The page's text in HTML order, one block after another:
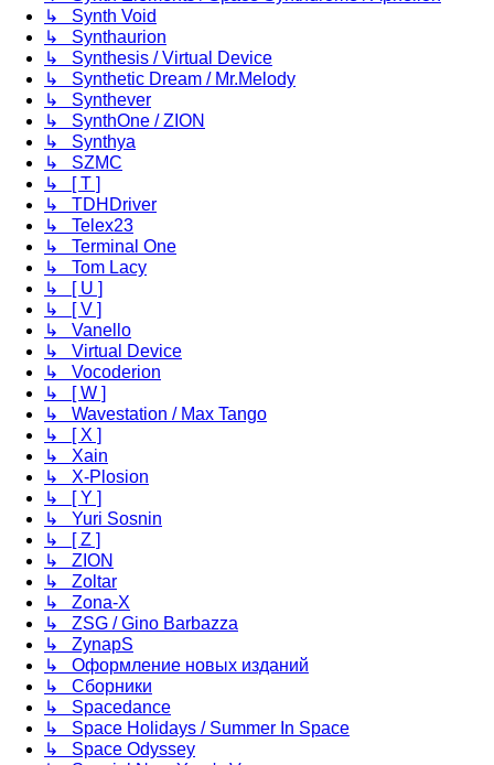
↳ Synth Void
↳ Synthaurion
↳ Synthesis / Virtual Device
↳ Synthetic Dream / Mr.Melody
↳ Synthever
↳ SynthOne / ZION
↳ Synthya
↳ SZMC
↳ [ T ]
↳ TDHDriver
↳ Telex23
↳ Terminal One
↳ Tom Lacy
↳ [ U ]
↳ [ V ]
↳ Vanello
↳ Virtual Device
↳ Vocoderion
↳ [ W ]
↳ Wavestation / Max Tango
↳ [ X ]
↳ Xain
↳ X-Plosion
↳ [ Y ]
↳ Yuri Sosnin
↳ [ Z ]
↳ ZION
↳ Zoltar
↳ Zona-X
↳ ZSG / Gino Barbazza
↳ ZynapS
↳ Оформление новых изданий
↳ Сборники
↳ Spacedance
↳ Space Holidays / Summer In Space
↳ Space Odyssey